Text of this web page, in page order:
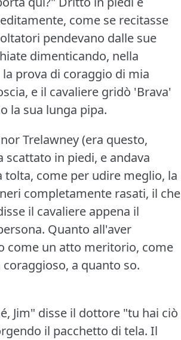
come se recitasse
pendevano dalle sue
dimenticando, nella
prova di coraggio di mia
e il cavaliere gridò 'Brava'
la sua lunga pipa.
Trelawney (era questo,
in piedi, e andava
come per udire meglio, la
completamente rasati, il che
il cavaliere appena il
Quanto all'aver
come un atto meritorio, come
a quanto so.
Jim" disse il dottore "tu hai ciò
il pacchetto di tela. Il